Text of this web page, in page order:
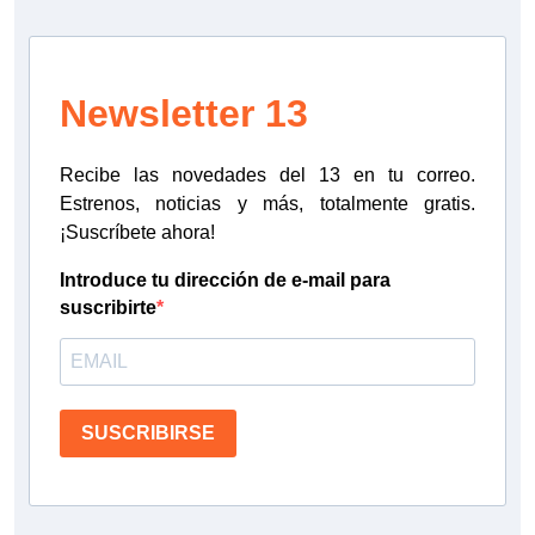
Newsletter 13
Recibe las novedades del 13 en tu correo.
Estrenos, noticias y más, totalmente gratis.
¡Suscríbete ahora!
Introduce tu dirección de e-mail para
suscribirte
SUSCRIBIRSE